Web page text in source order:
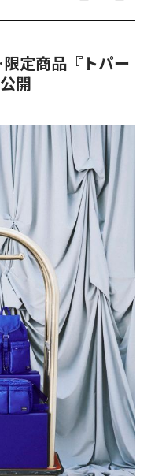
o
u
o
n
定商品『トパー
開